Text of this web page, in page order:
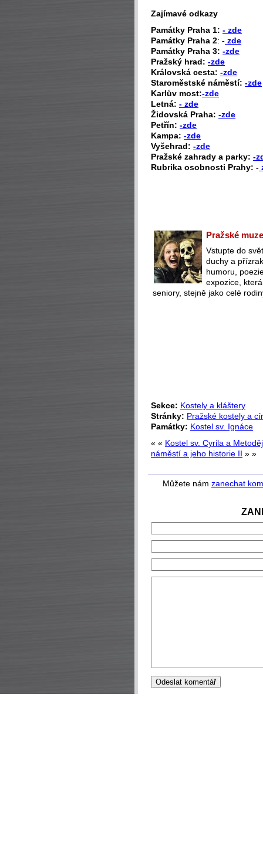
Zajímavé odkazy
Památky Praha 1: - zde
Památky Praha 2: - zde
Památky Praha 3: -zde
Pražský hrad: -zde
Královská cesta: -zde
Staroměstské náměstí: -zde
Karlův most:-zde
Letná: - zde
Židovská Praha: -zde
Petřín: -zde
Kampa: -zde
Vyšehrad: -zde
Pražské zahrady a parky: -
Rubrika osobnosti Prahy: -
Pražské
Vstupte do
duchy a
humoru,
expozice,
seniory, stejně jako celé
Sekce: Kostely a kláštery
Stránky: Pražské kostely a
Památky: Kostel sv. Ignáce
« « Kostel sv. Cyrila a
náměstí a jeho historie II » »
Můžete nám zanechat